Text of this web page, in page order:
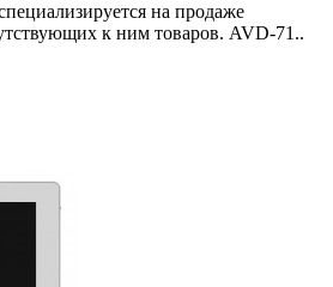
на продаже
к ним товаров. AVD-71..